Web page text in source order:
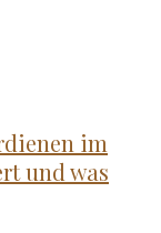
im
und was